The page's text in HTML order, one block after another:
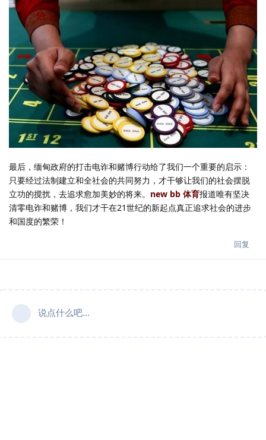
最后，缅甸政府的打击电诈和赌博行动给了我们一个重要的启示：
只要经过法制建立和全社会的共同努力，才干够让我们的社会摆脱
立功的搅扰，去追求愈加美妙的将来。 new bb 体育报道唯有坚决
清零电诈和赌博，我们才干在21世纪的新起点真正追求社会的进步
和国度的繁荣！
回复
说点什么吧...